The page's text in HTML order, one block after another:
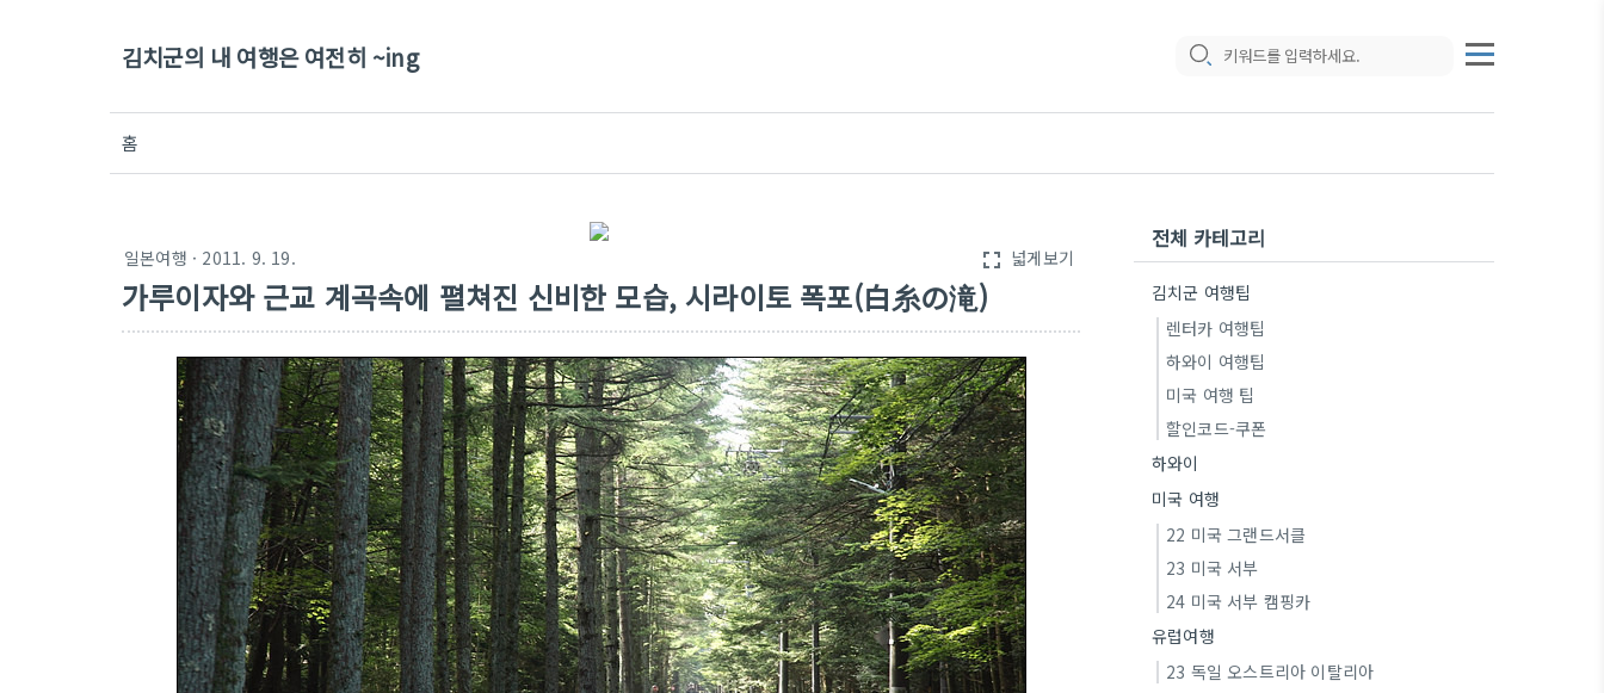
김치군의 내 여행은 여전히 ~ing
홈
일본여행 · 2011. 9. 19. fullscreen 넓게보기
가루이자와 근교 계곡속에 펼쳐진 신비한 모습, 시라이토 폭포(白糸の滝)
전체 카테고리
김치군 여행팁
렌터카 여행팁
하와이 여행팁
미국 여행 팁
할인코드-쿠폰
하와이
미국 여행
22 미국 그랜드서클
23 미국 서부
24 미국 서부 캠핑카
유럽여행
23 독일 오스트리아 이탈리아